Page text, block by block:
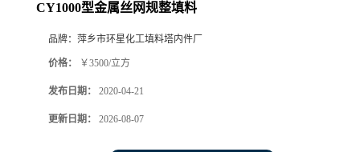
CY1000型金属丝网规整填料
品牌： 萍乡市环星化工填料塔内件厂
价格： ￥3500/立方
发布日期： 2020-04-21
更新日期： 2026-08-07